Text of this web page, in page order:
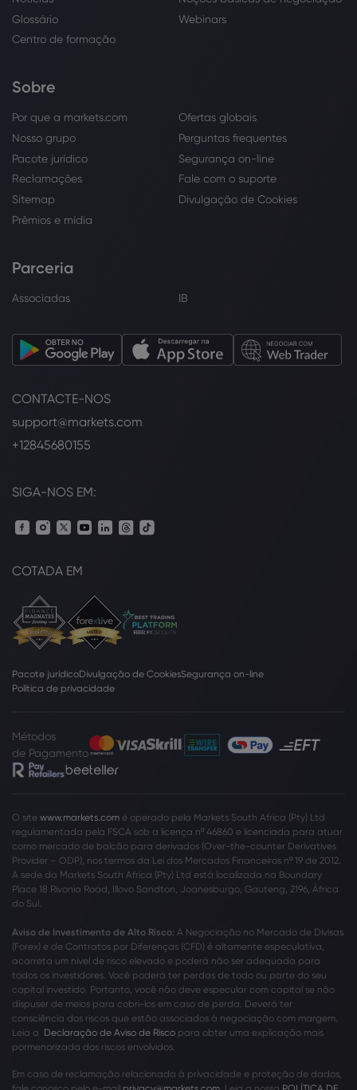
Glossário
Webinars
Centro de formação
Sobre
Por que a markets.com
Ofertas globais
Nosso grupo
Perguntas frequentes
Pacote jurídico
Segurança on-line
Reclamações
Fale com o suporte
Sitemap
Divulgação de Cookies
Prêmios e mídia
Parceria
Associadas IB
CONTACTE-NOS
support@markets.com
+12845680155
SIGA-NOS EM:
COTADA EM
Pacote jurídicoDivulgação de CookiesSegurança on-line
Política de privacidade
Métodos
de Pagamento
O site www.markets.com é operado pela Markets South Africa (Pty) Ltd
regulamentada pela FSCA sob a licença nº 46860 e licenciada para atuar
como mercado de balcão para derivados (Over-the-counter Derivatives
Provider – ODP), nos termos da Lei dos Mercados Financeiros nº 19 de 2012.
A sede da Markets South Africa (Pty) Ltd está localizada na Boundary
Place 18 Rivonia Road, Illovo Sandton, Joanesburgo, Gauteng, 2196, África
do Sul.
Aviso de Investimento de Alto Risco: A Negociação no Mercado de Divisas
(Forex) e de Contratos por Diferenças (CFD) é altamente especulativa,
acarreta um nível de risco elevado e poderá não ser adequada para
todos os investidores. Você poderá ter perdas de todo ou parte do seu
capital investido. Portanto, você não deve especular com capital se não
dispuser de meios para cobri-los em caso de perda. Deverá ter
consciência dos riscos que estão associados à negociação com margem.
Leia a Declaração de Aviso de Risco para obter uma explicação mais
pormenorizada dos riscos envolvidos.
Em caso de reclamação relacionada à privacidade e proteção de dados,